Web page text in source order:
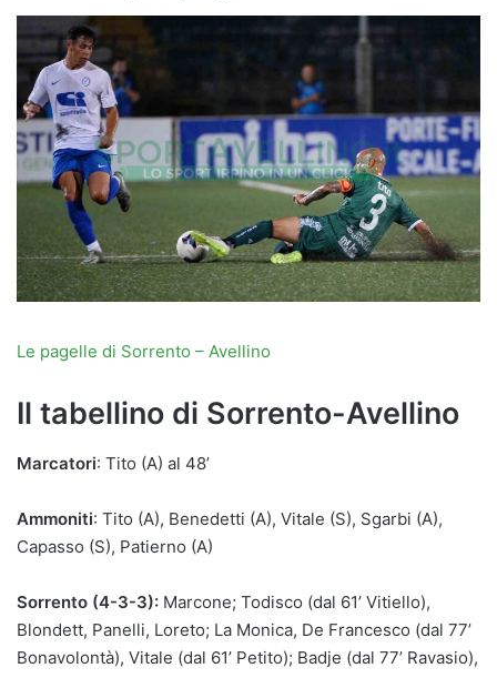
Le pagelle di Sorrento – Avellino
Il tabellino di Sorrento-Avellino
Marcatori: Tito (A) al 48’
Ammoniti: Tito (A), Benedetti (A), Vitale (S), Sgarbi (A),
Capasso (S), Patierno (A)
Sorrento (4-3-3): Marcone; Todisco (dal 61’ Vitiello),
Blondett, Panelli, Loreto; La Monica, De Francesco (dal 77’
Bonavolontà), Vitale (dal 61’ Petito); Badje (dal 77’ Ravasio),